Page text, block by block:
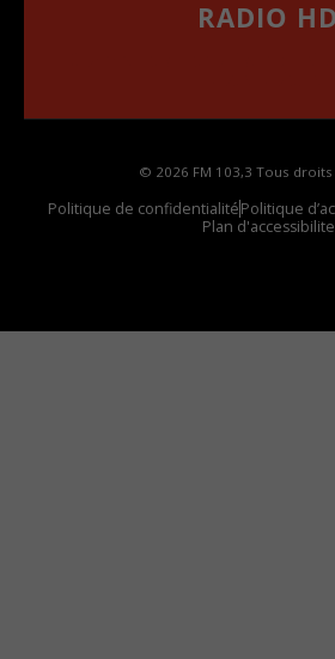
RADIO HD
© 2026 FM 103,3 Tous droits
Politique de confidentialitéPolitique
Plan d'accessibilite